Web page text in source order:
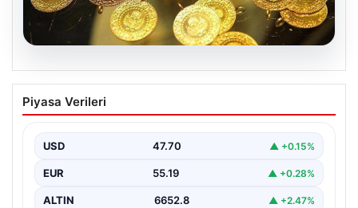
06.08.2026
Altın fiyatları canlı 7 Nisan 2026: Altın
fiyatları bugün ne kadar oldu?
Piyasa Verileri
USD 47.70 ▲ +0.15%
EUR 55.19 ▲ +0.28%
ALTIN 6652.8 ▲ +2.47%